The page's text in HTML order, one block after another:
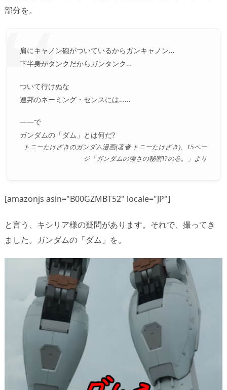
部分を。
肩にキャノン砲がついているからガンキャノン…
下半身がタンクだからガンタンク…
ついて行けぬな
連邦のネーミング・センスには……
——で
ガンダムの「ダム」とは何だ?
トニーたけざきのガンダム漫画(著者 トニーたけざき)、15ペー
ジ「ガンダムの強さの秘密!?の巻。」より
[amazonjs asin="B00GZMBT52" locale="JP"]
と言う、キシリア様の疑問があります。それで、撮ってき
ました。ガンダムの「ダム」を。